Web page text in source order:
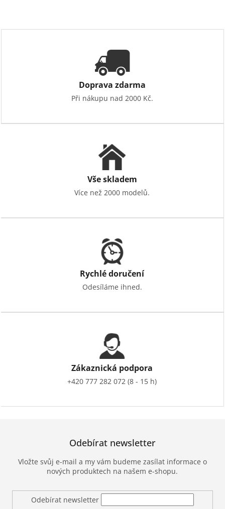
Doprava zdarma
Při nákupu nad 2000 Kč.
Vše skladem
Více než 2000 modelů.
Rychlé doručení
Odesíláme ihned.
Zákaznická podpora
+420 777 282 072 (8 - 15 h)
Odebírat newsletter
Vložte svůj e-mail a my vám budeme zasílat informace o
nových produktech na našem e-shopu.
Odebírat newsletter